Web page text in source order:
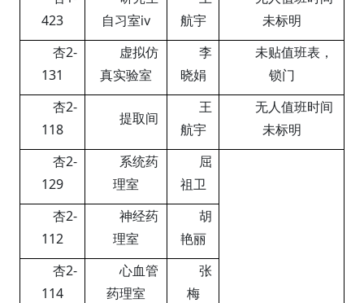
423
自习室ⅳ
航宇
未标明
杏2-
131
虚拟仿
真实验室
李
晓娟
未贴值班表，
锁门
杏2-
118
提取间
王
航宇
无人值班时间
未标明
杏2-
129
系统药
理室
屈
祖卫
杏2-
112
神经药
理室
胡
艳丽
杏2-
114
心血管
药理室
张
梅